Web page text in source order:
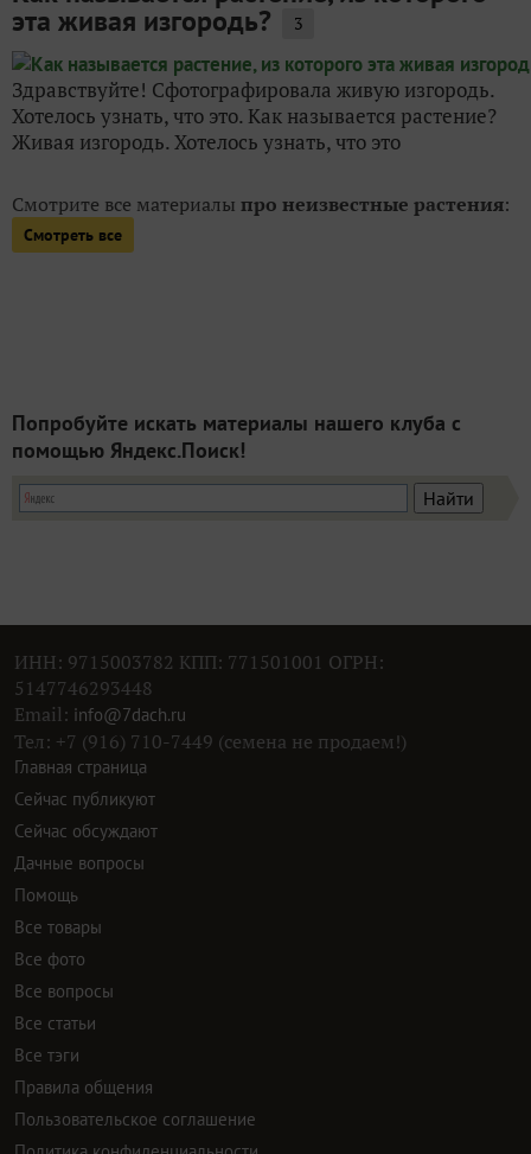
эта живая изгородь? 3
Здравствуйте! Сфотографировала живую изгородь.
Хотелось узнать, что это. Как называется растение?
Живая изгородь. Хотелось узнать, что это
Смотрите все материалы про неизвестные растения:
Смотреть все
Попробуйте искать материалы нашего клуба с
помощью Яндекс.Поиск!
ИНН: 9715003782 КПП: 771501001 ОГРН:
5147746293448
Email: info@7dach.ru
Тел: +7 (916) 710-7449 (семена не продаем!)
Главная страница
Сейчас публикуют
Сейчас обсуждают
Дачные вопросы
Помощь
Все товары
Все фото
Все вопросы
Все статьи
Все тэги
Правила общения
Пользовательское соглашение